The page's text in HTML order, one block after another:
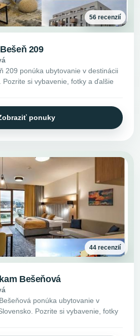
56 recenzií
209
209 ponúka ubytovanie v destinácii
Pozrite si vybavenie, fotky a ďalšie
ponuky
44 recenzií
Bešeňová
ponúka ubytovanie v
Pozrite si vybavenie, fotky